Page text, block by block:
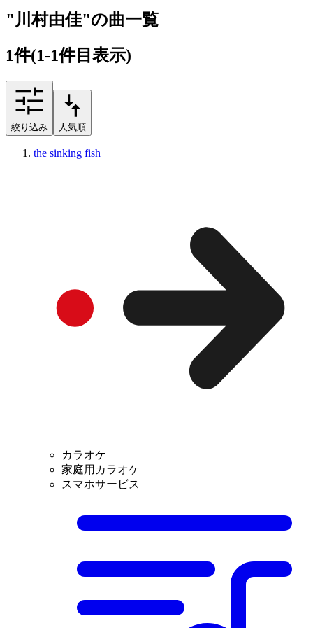
"川村由佳"の曲一覧
1件(1-1件目表示)
絞り込み 人気順
the sinking fish
カラオケ
家庭用カラオケ
スマホサービス